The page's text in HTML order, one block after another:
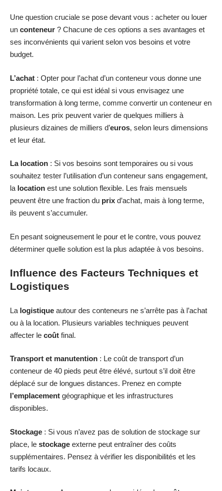
Une question cruciale se pose devant vous : acheter ou louer
un conteneur ? Chacune de ces options a ses avantages et
ses inconvénients qui varient selon vos besoins et votre
budget.
L’achat : Opter pour l’achat d’un conteneur vous donne une
propriété totale, ce qui est idéal si vous envisagez une
transformation à long terme, comme convertir un conteneur en
maison. Les prix peuvent varier de quelques milliers à
plusieurs dizaines de milliers d’euros, selon leurs dimensions
et leur état.
La location : Si vos besoins sont temporaires ou si vous
souhaitez tester l’utilisation d’un conteneur sans engagement,
la location est une solution flexible. Les frais mensuels
peuvent être une fraction du prix d’achat, mais à long terme,
ils peuvent s’accumuler.
En pesant soigneusement le pour et le contre, vous pouvez
déterminer quelle solution est la plus adaptée à vos besoins.
Influence des Facteurs Techniques et
Logistiques
La logistique autour des conteneurs ne s’arrête pas à l’achat
ou à la location. Plusieurs variables techniques peuvent
affecter le coût final.
Transport et manutention : Le coût de transport d’un
conteneur de 40 pieds peut être élévé, surtout s’il doit être
déplacé sur de longues distances. Prenez en compte
l’emplacement géographique et les infrastructures
disponibles.
Stockage : Si vous n’avez pas de solution de stockage sur
place, le stockage externe peut entraîner des coûts
supplémentaires. Pensez à vérifier les disponibilités et les
tarifs locaux.